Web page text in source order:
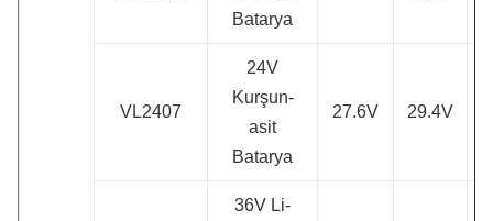
Batarya
VL2407
24V
Kurşun-
asit
Batarya
27.6V 29.4V
36V Li-